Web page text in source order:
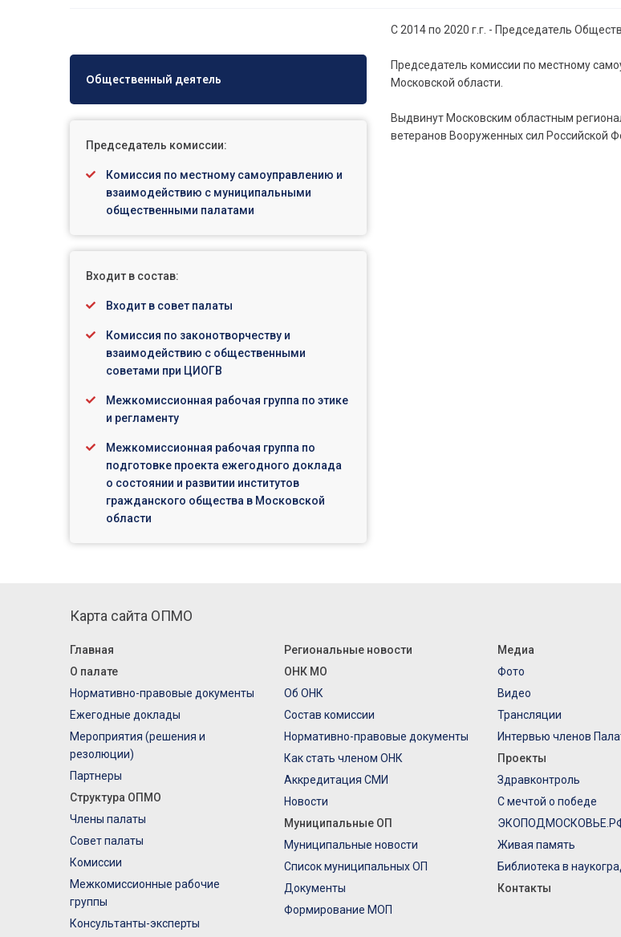
Общественный деятель
Председатель комиссии:
Комиссия по местному самоуправлению и
взаимодействию с муниципальными
общественными палатами
Входит в состав:
Входит в совет палаты
Комиссия по законотворчеству и
взаимодействию с общественными
советами при ЦИОГВ
Межкомиссионная рабочая группа по этике
и регламенту
Межкомиссионная рабочая группа по
подготовке проекта ежегодного доклада
о состоянии и развитии институтов
гражданского общества в Московской
области
С 2014 по 2020 г.г. - Председатель
Председатель комиссии по местному
Московской области.
Выдвинут Московским областным
ветеранов Вооруженных сил Российской
Карта сайта ОПМО
Главная
О палате
Нормативно-правовые документы
Ежегодные доклады
Мероприятия (решения и
резолюции)
Партнеры
Структура ОПМО
Члены палаты
Совет палаты
Комиссии
Межкомиссионные рабочие
группы
Консультанты-эксперты
Региональные новости
ОНК МО
Об ОНК
Состав комиссии
Нормативно-правовые документы
Как стать членом ОНК
Аккредитация СМИ
Новости
Муниципальные ОП
Муниципальные новости
Список муниципальных ОП
Документы
Формирование МОП
Медиа
Фото
Видео
Трансляции
Интервью членов
Проекты
Здравконтроль
С мечтой о победе
Живая память
Библиотека в
Контакты